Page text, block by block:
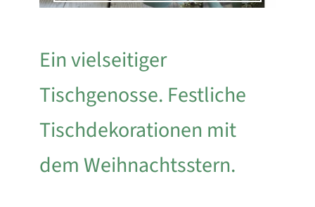
Ein vielseitiger
Tischgenosse. Festliche
Tischdekorationen mit
dem Weihnachtsstern.